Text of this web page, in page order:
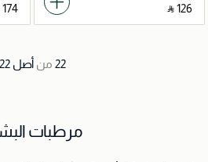
‎ ⃁ ⁦126⁩ ‎
22 من أصل 22
مرطبات